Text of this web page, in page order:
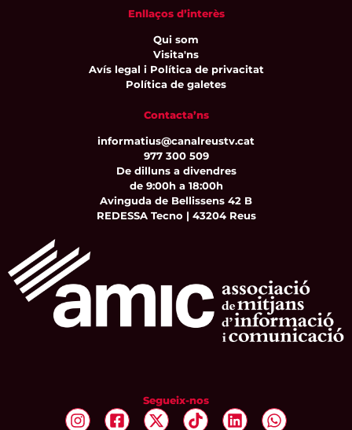
Enllaços d’interès
Qui som
Visita'ns
Avís legal i Política de privacitat
Política de galetes
Contacta’ns
informatius@canalreustv.cat
977 300 509
De dilluns a divendres
de 9:00h a 18:00h
Avinguda de Bellissens 42 B
REDESSA Tecno | 43204 Reus
Segueix-nos